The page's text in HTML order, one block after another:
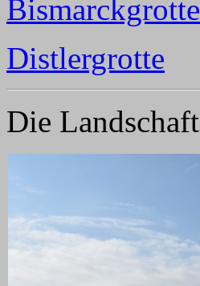
Bismarckgrotte
Distlergrotte
Die Landschaft